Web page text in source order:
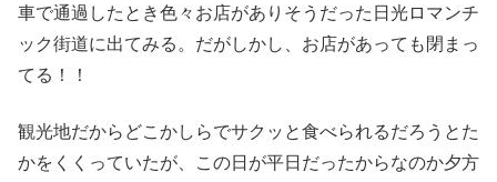
車で通過したとき色々お店がありそうだった日光ロマンチ
ック街道に出てみる。だがしかし、お店があっても閉まっ
てる！！
観光地だからどこかしらでサクッと食べられるだろうとた
かをくくっていたが、この日が平日だったからなのか夕方